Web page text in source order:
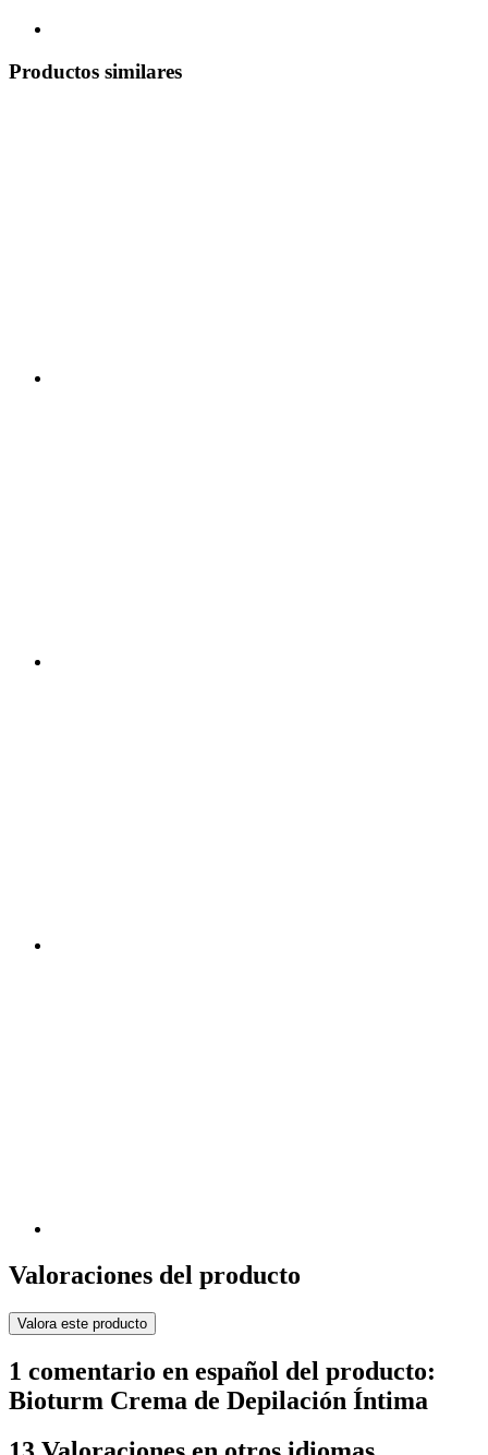
Productos similares
Valoraciones del producto
Valora este producto
1 comentario en español del producto:
Bioturm Crema de Depilación Íntima